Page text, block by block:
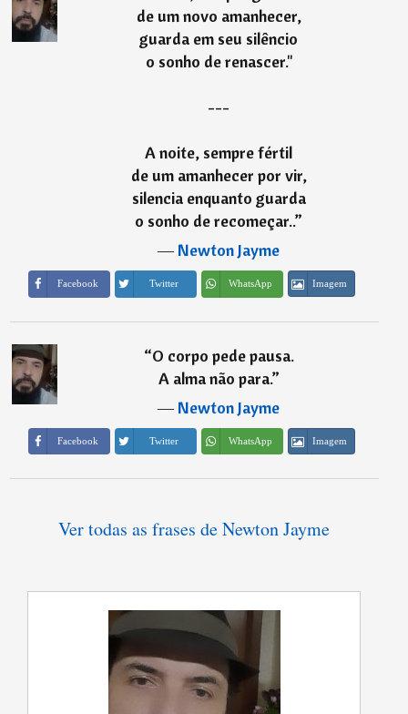
de um novo amanhecer,
guarda em seu silêncio
o sonho de renascer."
---
A noite, sempre fértil
de um amanhecer por vir,
silencia enquanto guarda
o sonho de recomeçar..”
―Newton Jayme
Facebook Twitter WhatsApp Imagem
“O corpo pede pausa.
A alma não para.”
―Newton Jayme
Facebook Twitter WhatsApp Imagem
Ver todas as frases de Newton Jayme